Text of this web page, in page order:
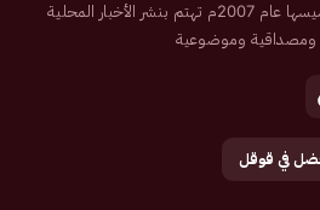
صحيفة إلكترونية سعودية تم تأسيسها عام 2007م تهتم بنشر الأخبار المحلية
ومصداقية وموضوعية
في قوقل